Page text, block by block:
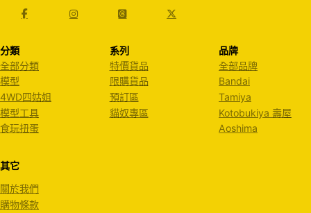
分類
全部分類
模型
4WD四姑姐
模型工具
食玩扭蛋
系列
特價貨品
限購貨品
預訂區
貓奴專區
品牌
全部品牌
Bandai
Tamiya
Kotobukiya 壽屋
Aoshima
其它
關於我們
購物條款